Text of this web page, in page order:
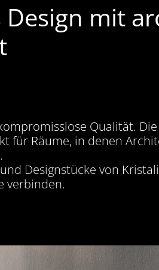
mit
Qualität.
Räume, in denen
Designstücke von
verbinden.